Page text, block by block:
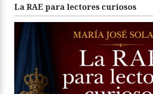
La RAE para lectores curiosos